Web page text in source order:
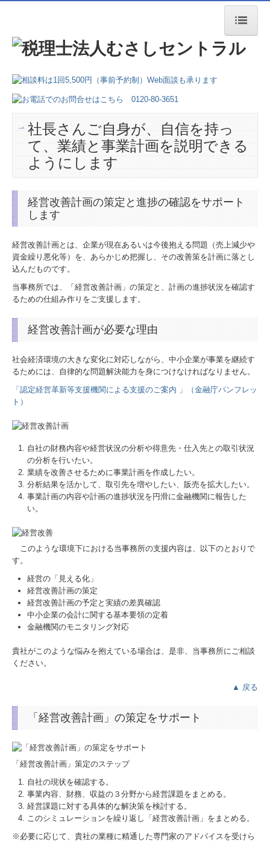
トップページ
会社案内
業務案内
交通案内
よくある質問
社長さんご自身が、自信を持っ
て、業績と事業計画を説明できる
ようにします
経営改善計画の策定と進捗の確認をサポート
します
経営改善計画とは、企業が現在あるいは今後抱える問題（売上減少や
資金繰り悪化等）を、あらかじめ把握し、その改善策を計画に落とし
込んだものです。
当事務所では、「経営改善計画」の策定と、計画の進捗状況を確認す
るための仕組み作りをご支援します。
経営改善計画が必要な理由
社会経済環境の大きな変化に対応しながら、中小企業が事業を継続す
るためには、自律的な問題解決能力を身につけなければなりません。
「認定経営革新等支援機関による支援のご案内 」（金融庁パンフレッ
ト）
自社の財務内容や経営状況の分析や得意先・仕入先との取引状況
の分析を行いたい。
業績を改善させるために事業計画を作成したい。
分析結果を活かして、取引先を増やしたい、販売を拡大したい。
事業計画の内容や計画の進捗状況を円滑に金融機関に報告した
い。
このような環境下における当事務所の支援内容は、以下のとおりで
す。
経営の「見える化」
経営改善計画の策定
経営改善計画の予定と実績の差異確認
中小企業の会計に関する基本要領の定着
金融機関のモニタリング対応
貴社がこのような悩みを抱えている場合は、是非、当事務所にご相談
ください。
▲ 戻る
「経営改善計画」の策定をサポート
「経営改善計画」策定のステップ
自社の現状を確認する。
事業内容、財務、収益の３分野から経営課題をまとめる。
経営課題に対する具体的な解決策を検討する。
このシミュレーションを繰り返し「経営改善計画」をまとめる。
※必要に応じて、貴社の業種に精通した専門家のアドバイスを受けら